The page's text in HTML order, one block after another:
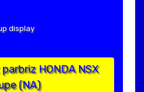
display
HONDA NSX
(NA)